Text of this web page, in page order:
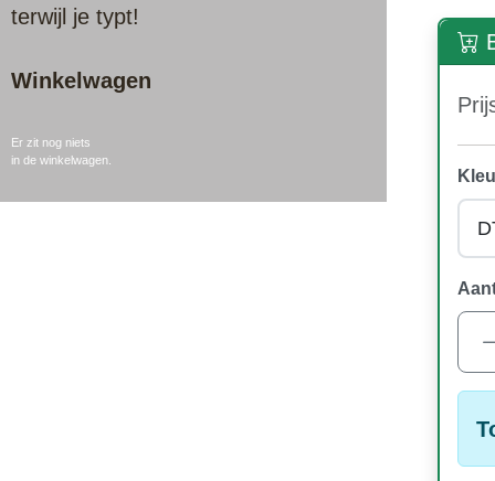
terwijl je typt!
Winkelwagen
Er zit nog niets
in de winkelwagen.